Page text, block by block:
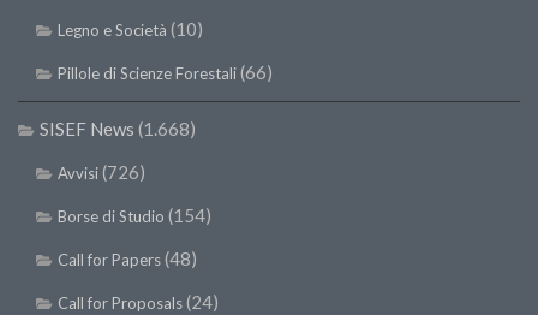
Legno e Società (10)
Pillole di Scienze Forestali(66)
SISEF News (1.668)
Avvisi(726)
Borse di Studio (154)
Call for Papers(48)
Call for Proposals(24)